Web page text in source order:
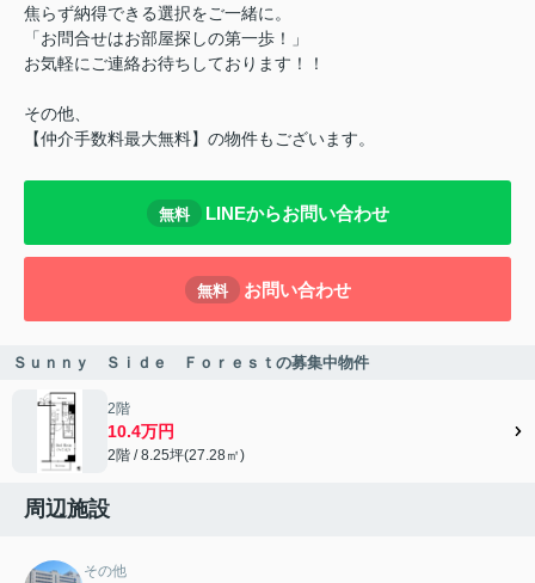
焦らず納得できる選択をご一緒に。
「お問合せはお部屋探しの第一歩！」
お気軽にご連絡お待ちしております！！
その他、
【仲介手数料最大無料】の物件もございます。
無料 LINEからお問い合わせ
無料 お問い合わせ
Ｓｕｎｎｙ Ｓｉｄｅ Ｆｏｒｅｓｔの募集中物件
2階
10.4万円
2階 / 8.25坪(27.28㎡)
周辺施設
その他